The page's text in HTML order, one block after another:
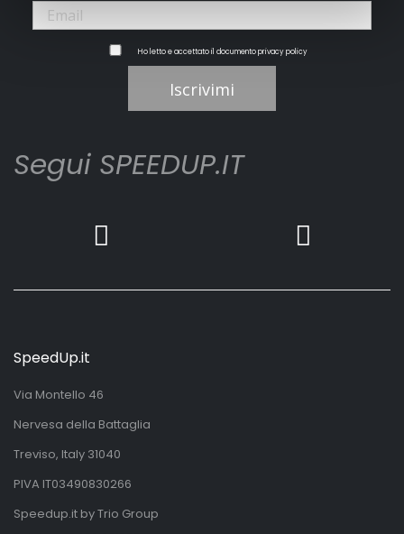
Ho letto e accettato il documentoprivacy policy
Iscrivimi
Segui SPEEDUP.IT
SpeedUp.it
Via Montello 46
Nervesa della Battaglia
Treviso, Italy 31040
PIVA IT03490830266
Speedup.it by Trio Group